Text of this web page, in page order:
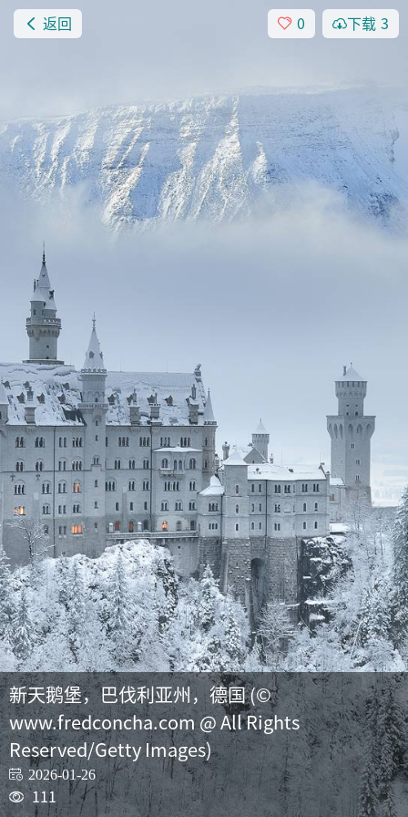
返回 0 下载 3
新天鹅堡，巴伐利亚州，德国 (©
www.fredconcha.com @ All Rights
Reserved/Getty Images)
2026-01-26
111